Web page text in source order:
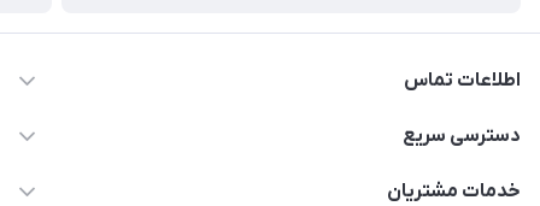
اطلاعات تماس
۰۲۱91095320 - 09120057355 - 09915561288
دسترسی سریع
حساب کاربری
خدمات مشتریان